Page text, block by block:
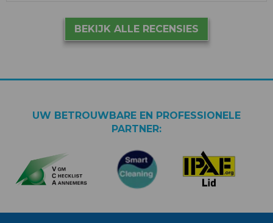
BEKIJK ALLE RECENSIES
UW BETROUWBARE EN PROFESSIONELE
PARTNER: